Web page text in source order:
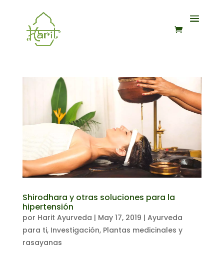
Shirodhara y otras soluciones para la
hipertensión
por Harit Ayurveda | May 17, 2019 | Ayurveda
para ti, Investigación, Plantas medicinales y
rasayanas